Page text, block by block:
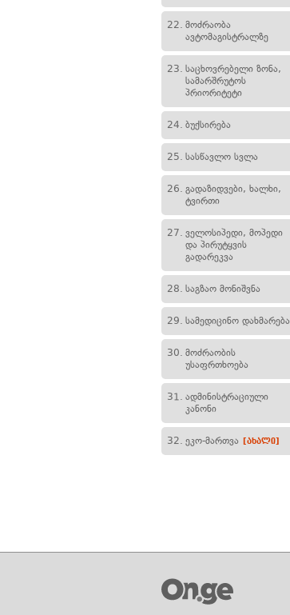
22. მოძრაობა
ავტომაგისტრალზე
23. საცხოვრებელი ზონა,
სამარშრუტოს
პრიორიტეტი
24. ბუქსირება
25. სასწავლო სვლა
26. გადაზიდვები, ხალხი,
ტვირთი
27. ველოსიპედი, მოპედი
და პირუტყვის
გადარეკვა
28. საგზაო მონიშვნა
29. სამედიცინო დახმარება
30. მოძრაობის
უსაფრთხოება
31. ადმინისტრაციული
კანონი
32. ეკო-მართვა [ახალი]